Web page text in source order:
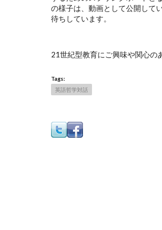
の様子は、動画として公開して
待ちしています。
21世紀型教育にご興味や関心の
Tags:
英語哲学対話